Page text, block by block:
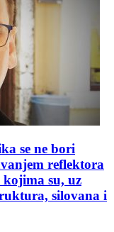
se ne bori
reflektora
kojima su, uz
silovana i